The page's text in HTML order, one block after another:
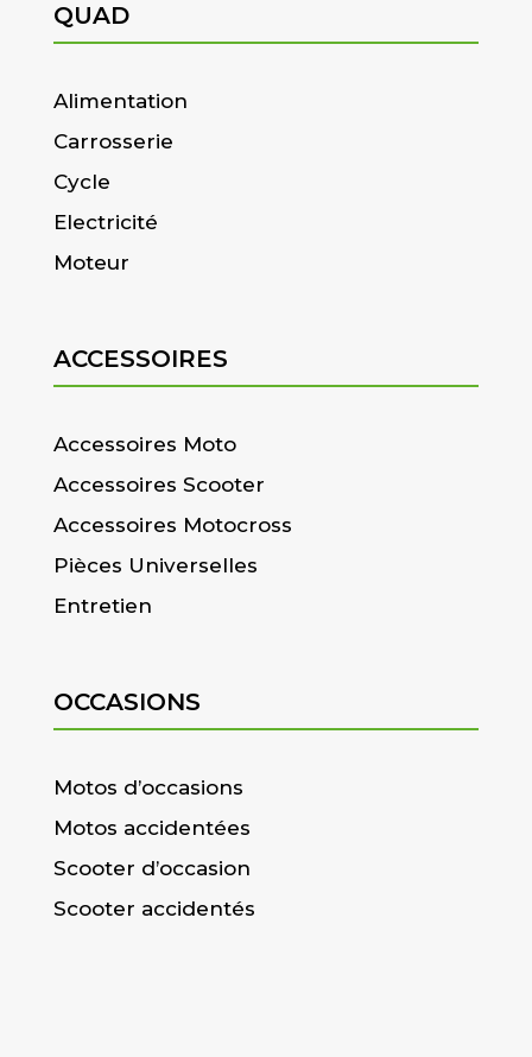
QUAD
Alimentation
Carrosserie
Cycle
Electricité
Moteur
ACCESSOIRES
Accessoires Moto
Accessoires Scooter
Accessoires Motocross
Pièces Universelles
Entretien
OCCASIONS
Motos d’occasions
Motos accidentées
Scooter d’occasion
Scooter accidentés